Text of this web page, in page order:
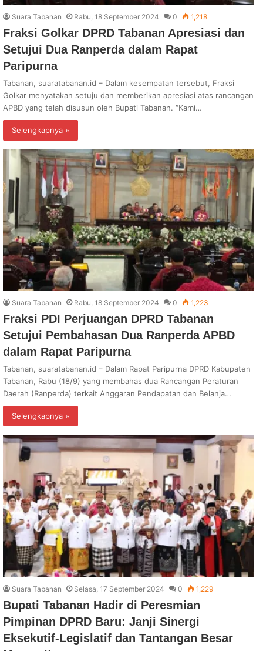
Suara Tabanan Rabu, 18 September 2024 0 1,218
Fraksi Golkar DPRD Tabanan Apresiasi dan
Setujui Dua Ranperda dalam Rapat
Paripurna
Tabanan, suaratabanan.id – Dalam kesempatan tersebut, Fraksi
Golkar menyatakan setuju dan memberikan apresiasi atas rancangan
APBD yang telah disusun oleh Bupati Tabanan. “Kami…
Selengkapnya »
Suara Tabanan Rabu, 18 September 2024 0 1,223
Fraksi PDI Perjuangan DPRD Tabanan
Setujui Pembahasan Dua Ranperda APBD
dalam Rapat Paripurna
Tabanan, suaratabanan.id – Dalam Rapat Paripurna DPRD Kabupaten
Tabanan, Rabu (18/9) yang membahas dua Rancangan Peraturan
Daerah (Ranperda) terkait Anggaran Pendapatan dan Belanja…
Selengkapnya »
Suara Tabanan Selasa, 17 September 2024 0 1,229
Bupati Tabanan Hadir di Peresmian
Pimpinan DPRD Baru: Janji Sinergi
Eksekutif-Legislatif dan Tantangan Besar